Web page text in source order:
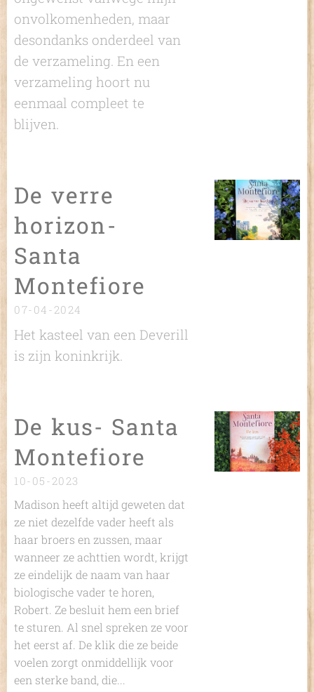
onvolkomenheden, maar
desondanks onderdeel van
de verzameling. En een
verzameling hoort nu
eenmaal compleet te
blijven.
De verre
horizon-
Santa
Montefiore
07-04-2024
Het kasteel van een Deverill
is zijn koninkrijk.
De kus- Santa
Montefiore
10-05-2023
Madison heeft altijd geweten dat
ze niet dezelfde vader heeft als
haar broers en zussen, maar
wanneer ze achttien wordt, krijgt
ze eindelijk de naam van haar
biologische vader te horen,
Robert. Ze besluit hem een brief
te sturen. Al snel spreken ze voor
het eerst af. De klik die ze beide
voelen zorgt onmiddellijk voor
een sterke band, die...